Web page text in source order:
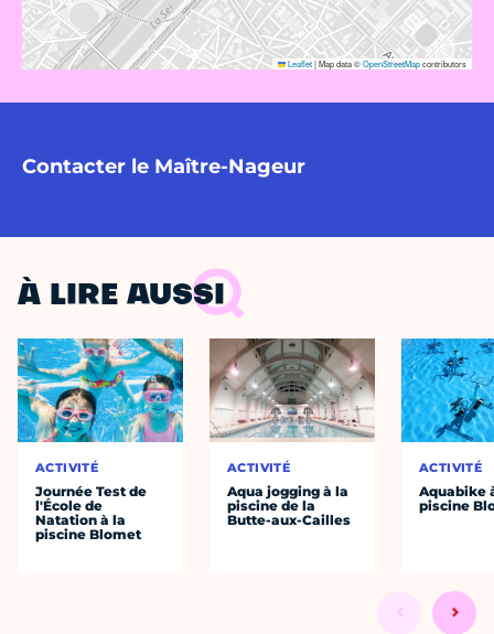
Leaflet|Map data ©OpenStreetMapcontributors
Contacter le Maître-Nageur
À LIRE AUSSI
ACTIVITÉ
Journée Test de
l'École de
Natation à la
piscine Blomet
ACTIVITÉ
Aqua jogging à la
piscine de la
Butte-aux-Cailles
ACTIVITÉ
Aquabike
piscine